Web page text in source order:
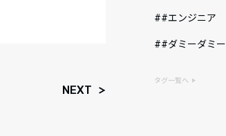
NEXT
#エンジニア
#ダミーダミー
タグ一覧へ